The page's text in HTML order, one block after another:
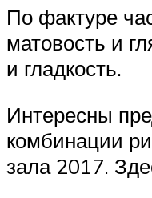
По фактуре
матовость и
и гладкость.
Интересны
комбинации
зала 2017.